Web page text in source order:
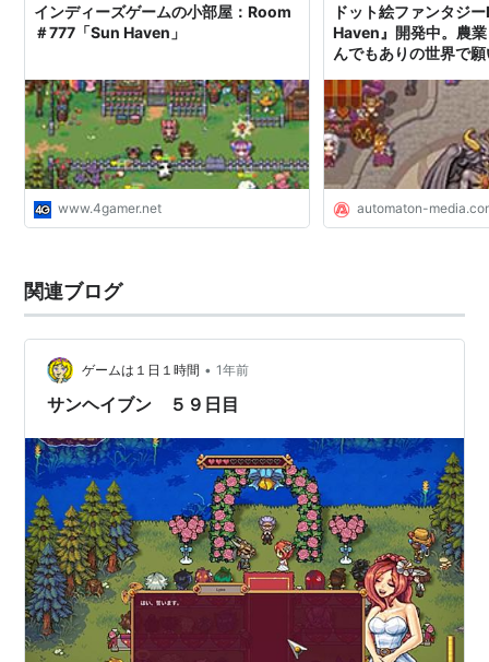
インディーズゲームの小部屋：Room
＃777「Sun Haven」
www.4gamer.net
ドット絵ファンタジ
Haven』開発中。農
んでもありの世界で
automaton-
関連ブログ
ゲームは１日１時間 • 1年前
サンヘイブン ５９日目